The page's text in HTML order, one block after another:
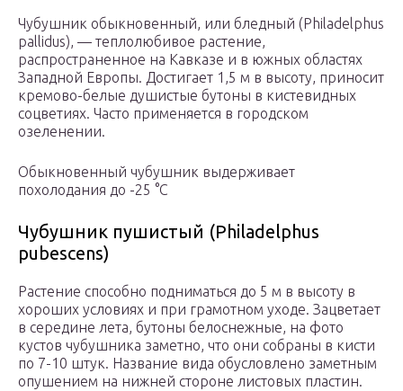
Чубушник обыкновенный, или бледный (Philadelphus
pallidus), — теплолюбивое растение,
распространенное на Кавказе и в южных областях
Западной Европы. Достигает 1,5 м в высоту, приносит
кремово-белые душистые бутоны в кистевидных
соцветиях. Часто применяется в городском
озеленении.
Обыкновенный чубушник выдерживает
похолодания до -25 °С
Чубушник пушистый (Philadelphus
pubescens)
Растение способно подниматься до 5 м в высоту в
хороших условиях и при грамотном уходе. Зацветает
в середине лета, бутоны белоснежные, на фото
кустов чубушника заметно, что они собраны в кисти
по 7-10 штук. Название вида обусловлено заметным
опушением на нижней стороне листовых пластин.